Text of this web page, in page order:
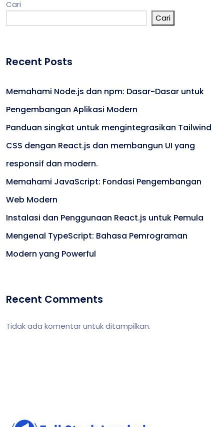
Cari
Cari
Recent Posts
Memahami Node.js dan npm: Dasar-Dasar untuk
Pengembangan Aplikasi Modern
Panduan singkat untuk mengintegrasikan Tailwind
CSS dengan React.js dan membangun UI yang
responsif dan modern.
Memahami JavaScript: Fondasi Pengembangan
Web Modern
Instalasi dan Penggunaan React.js untuk Pemula
Mengenal TypeScript: Bahasa Pemrograman
Modern yang Powerful
Recent Comments
Tidak ada komentar untuk ditampilkan.